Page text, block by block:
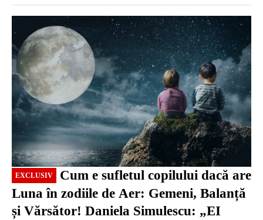
EXCLUSIV
EXCLUSIV
Luna în zodiile de Aer: Gemeni, Balanță
și Vărsător! Daniela Simulescu: „EI